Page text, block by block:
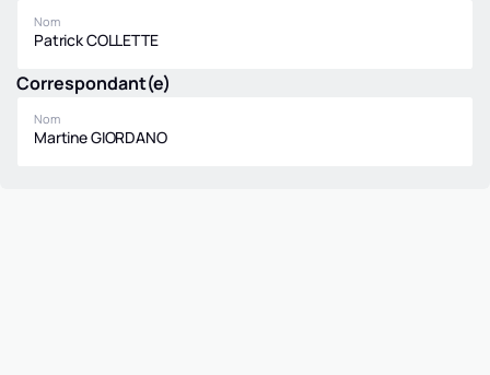
Nom
Patrick COLLETTE
Correspondant(e)
Nom
Martine GIORDANO